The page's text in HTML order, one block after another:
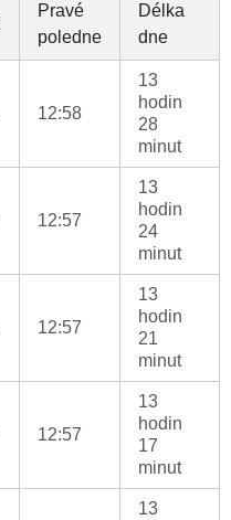
Pravé
poledne
Délka
dne
12:58
13
hodin
28
minut
12:57
13
hodin
24
minut
12:57
13
hodin
21
minut
12:57
13
hodin
17
minut
13